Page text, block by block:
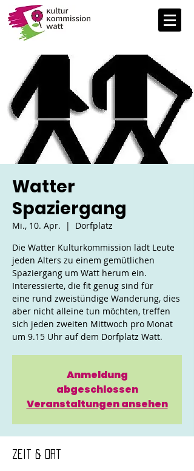
Watter
Spaziergang
Mi., 10. Apr.
  |
Dorfplatz
Die Watter Kulturkommission lädt Leute
jeden Alters zu einem gemütlichen
Spaziergang um Watt herum ein.
Interessierte, die fit genug sind für
eine rund zweistündige Wanderung, dies
aber nicht alleine tun möchten, treffen
sich jeden zweiten Mittwoch pro Monat
um 9.15 Uhr auf dem Dorfplatz Watt.
Anmeldung
abgeschlossen
Veranstaltungen ansehen
Zeit & Ort